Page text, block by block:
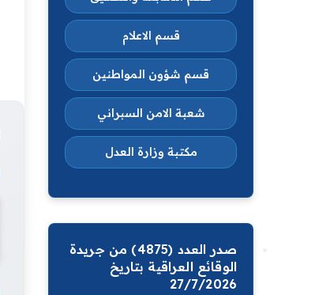
قسم الاعلام
قسم شؤون المواطنين
شعبة الامن السبراني
مكتبة وزارة العدل
صدر العدد (4875) من جريدة
الوقائع العراقية بتاريخ
27/7/2026